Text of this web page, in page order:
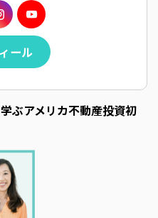
ール
ぶアメリカ不動産投資初